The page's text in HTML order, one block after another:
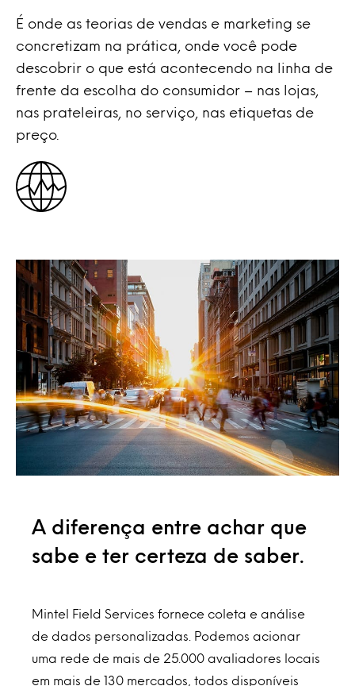
É onde as teorias de vendas e marketing se
concretizam na prática, onde você pode
descobrir o que está acontecendo na linha de
frente da escolha do consumidor – nas lojas,
nas prateleiras, no serviço, nas etiquetas de
preço.
A diferença entre achar que
sabe e ter certeza de saber.
Mintel Field Services fornece coleta e análise
de dados personalizadas. Podemos acionar
uma rede de mais de 25.000 avaliadores locais
em mais de 130 mercados, todos disponíveis